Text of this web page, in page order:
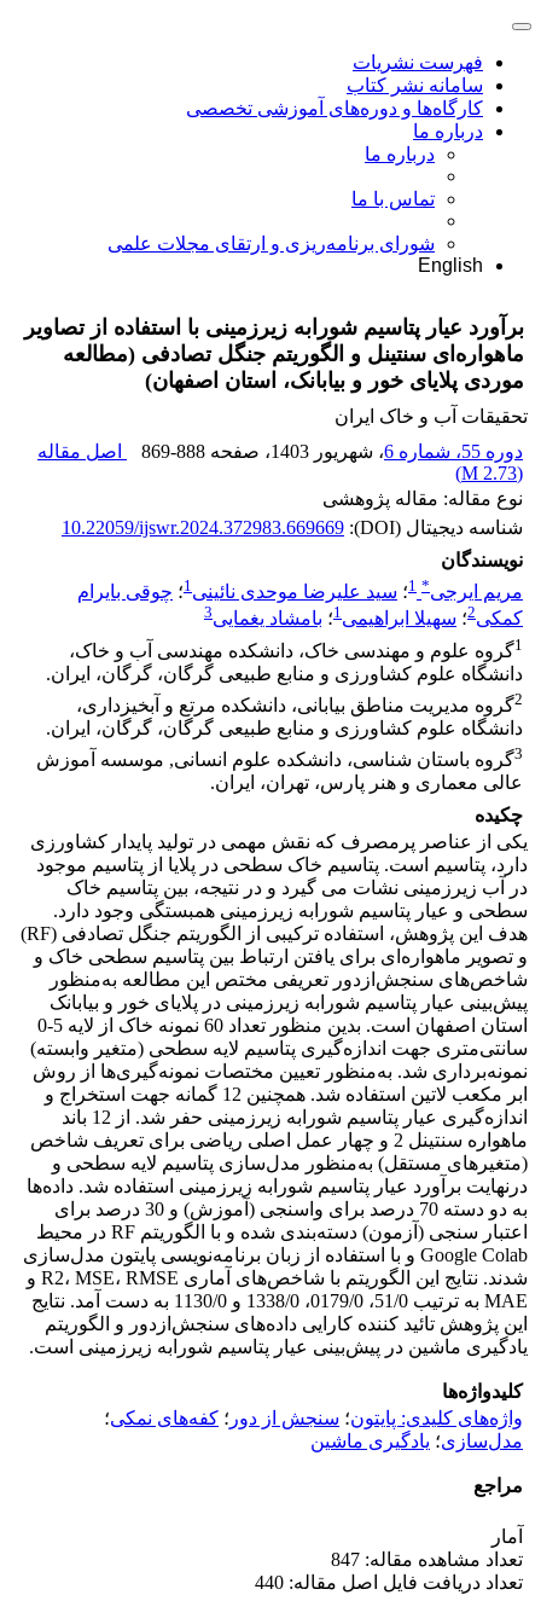
فهرست نشریات
سامانه نشر کتاب
کارگاه‌ها و دوره‌های آموزشی تخصصی
درباره ما
درباره ما
تماس با ما
شورای برنامه‌ریزی و ارتقای مجلات علمی
English
برآورد عیار پتاسیم شورابه زیرزمینی با استفاده از تصاویر
ماهواره‌ای سنتینل و الگوریتم جنگل تصادفی (مطالعه
موردی پلایای خور و بیابانک، استان اصفهان)
تحقیقات آب و خاک ایران
دوره 55، شماره 6
، شهریور 1403 ، صفحه 869-888
اصل مقاله
(
2.73 M
)
نوع مقاله: مقاله پژوهشی
شناسه دیجیتال (DOI):
10.22059/ijswr.2024.372983.669669
نویسندگان
مریم ایرجی*
1؛ سید علیرضا موحدی نائینی1؛ چوقی بایرام
کمکی2؛ سهیلا ابراهیمی1؛ بامشاد یغمایی3
1گروه علوم و مهندسی خاک، دانشکده مهندسی آب و خاک،
دانشگاه علوم کشاورزی و منابع طبیعی گرگان، گرگان، ایران.
2گروه مدیریت مناطق بیابانی، دانشکده مرتع و آبخیزداری،
دانشگاه علوم کشاورزی و منابع طبیعی گرگان، گرگان، ایران.
3گروه باستان شناسی، دانشکده علوم انسانی, موسسه آموزش
عالی معماری و هنر پارس، تهران، ایران.
چکیده
یکی از عناصر پرمصرف که نقش مهمی در تولید پایدار کشاورزی
دارد، پتاسیم است. پتاسیم خاک سطحی در پلایا از پتاسیم موجود
در آب زیرزمینی نشات می گیرد و در نتیجه، بین پتاسیم خاک
سطحی و عیار پتاسیم شورابه زیرزمینی همبستگی وجود دارد.
هدف این پژوهش، استفاده ترکیبی از الگوریتم‌ جنگل تصادفی (RF)
و تصویر ماهواره‌ای برای یافتن ارتباط بین پتاسیم سطحی خاک و
شاخص‌های سنجش‌ازدور تعریفی مختص این مطالعه به‌منظور
پیش‌بینی عیار پتاسیم شورابه زیرزمینی در پلایای خور و بیابانک
استان اصفهان است. بدین منظور تعداد 60 نمونه خاک از لایه 5-0
سانتی‌متری جهت اندازه‌گیری پتاسیم لایه سطحی (متغیر وابسته)
نمونه‌برداری شد. به‌منظور تعیین مختصات نمونه‌گیری‌ها از روش
ابر مکعب لاتین استفاده شد. همچنین 12 گمانه جهت استخراج و
اندازه‌گیری عیار پتاسیم شورابه زیرزمینی حفر شد. از 12 باند
ماهواره سنتینل 2 و چهار عمل اصلی ریاضی برای تعریف شاخص
(متغیرهای مستقل) به‌منظور مدل‌سازی پتاسیم لایه سطحی و
درنهایت برآورد عیار پتاسیم شورابه زیرزمینی استفاده شد. داده‌ها
به دو دسته 70 درصد برای واسنجی (آموزش) و 30 درصد برای
اعتبار سنجی (آزمون) دسته‌بندی شده و با الگوریتم RF در محیط
Google Colab و با استفاده از زبان برنامه‌نویسی پایتون مدل‌سازی
شدند. نتایج این الگوریتم با شاخص‌های آماری R2، MSE، RMSE و
MAE به ترتیب 51/0، 0179/0، 1338/0 و 1130/0 به دست آمد. نتایج
این پژوهش تائید کننده کارایی داده‌های سنجش‌ازدور و الگوریتم
یادگیری ماشین در پیش‌بینی عیار پتاسیم شورابه زیرزمینی است.
کلیدواژه‌ها
واژه‌های کلیدی: پایتون؛ سنجش از دور ؛ کفه‌های نمکی؛
مدل‌سازی؛ یادگیری ماشین
مراجع
آمار
تعداد مشاهده مقاله: 847
تعداد دریافت فایل اصل مقاله: 440